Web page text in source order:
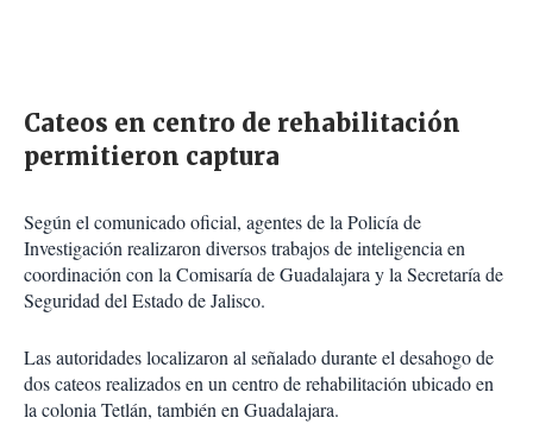
Cateos en centro de rehabilitación
permitieron captura
Según el comunicado oficial, agentes de la Policía de
Investigación realizaron diversos trabajos de inteligencia en
coordinación con la Comisaría de Guadalajara y la Secretaría de
Seguridad del Estado de Jalisco.
Las autoridades localizaron al señalado durante el desahogo de
dos cateos realizados en un centro de rehabilitación ubicado en
la colonia Tetlán, también en Guadalajara.